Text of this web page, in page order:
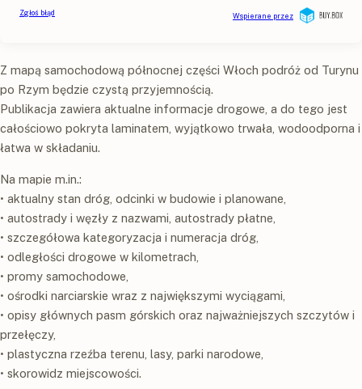
Z mapą samochodową północnej części Włoch podróż od Turynu
po Rzym będzie czystą przyjemnością.
Publikacja zawiera aktualne informacje drogowe, a do tego jest
całościowo pokryta laminatem, wyjątkowo trwała, wodoodporna i
łatwa w składaniu.
Na mapie m.in.:
• aktualny stan dróg, odcinki w budowie i planowane,
• autostrady i węzły z nazwami, autostrady płatne,
• szczegółowa kategoryzacja i numeracja dróg,
• odległości drogowe w kilometrach,
• promy samochodowe,
• ośrodki narciarskie wraz z największymi wyciągami,
• opisy głównych pasm górskich oraz najważniejszych szczytów i
przełęczy,
• plastyczna rzeźba terenu, lasy, parki narodowe,
• skorowidz miejscowości.